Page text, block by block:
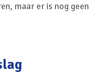
maar er is nog geen